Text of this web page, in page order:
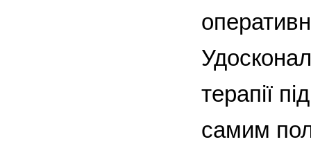
терапії
самим